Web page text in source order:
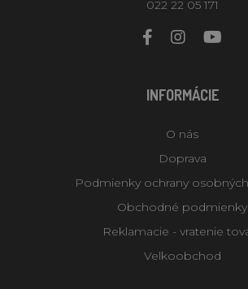
022 22 05 171
INFORMÁCIE
O nás
Doprava
Podmienky ochrany
Obchodné podmienky
Reklamacie - vratenie
Velkoobchod